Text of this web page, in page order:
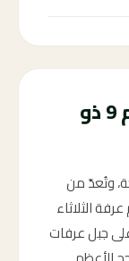
وقفة عرفة 2026 — يوم 9 ذو
وتُعدّ من
يوافق يوم عرفة الثلاثاء
على جبل عرفات